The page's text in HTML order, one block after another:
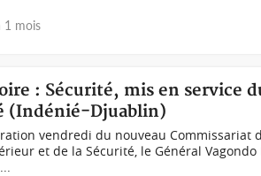
1 mois
: Sécurité, mis en service
(Indénié-Djuablin)
vendredi du nouveau Commissariat
et de la Sécurité, le Général